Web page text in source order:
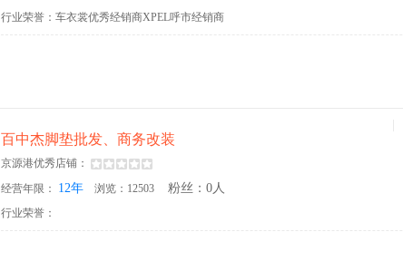
行业荣誉：车衣裳优秀经销商XPEL呼市经销商
百中杰脚垫批发、商务改装
京源港优秀店铺：
经营年限： 12年 浏览：12503 粉丝：0人
行业荣誉：